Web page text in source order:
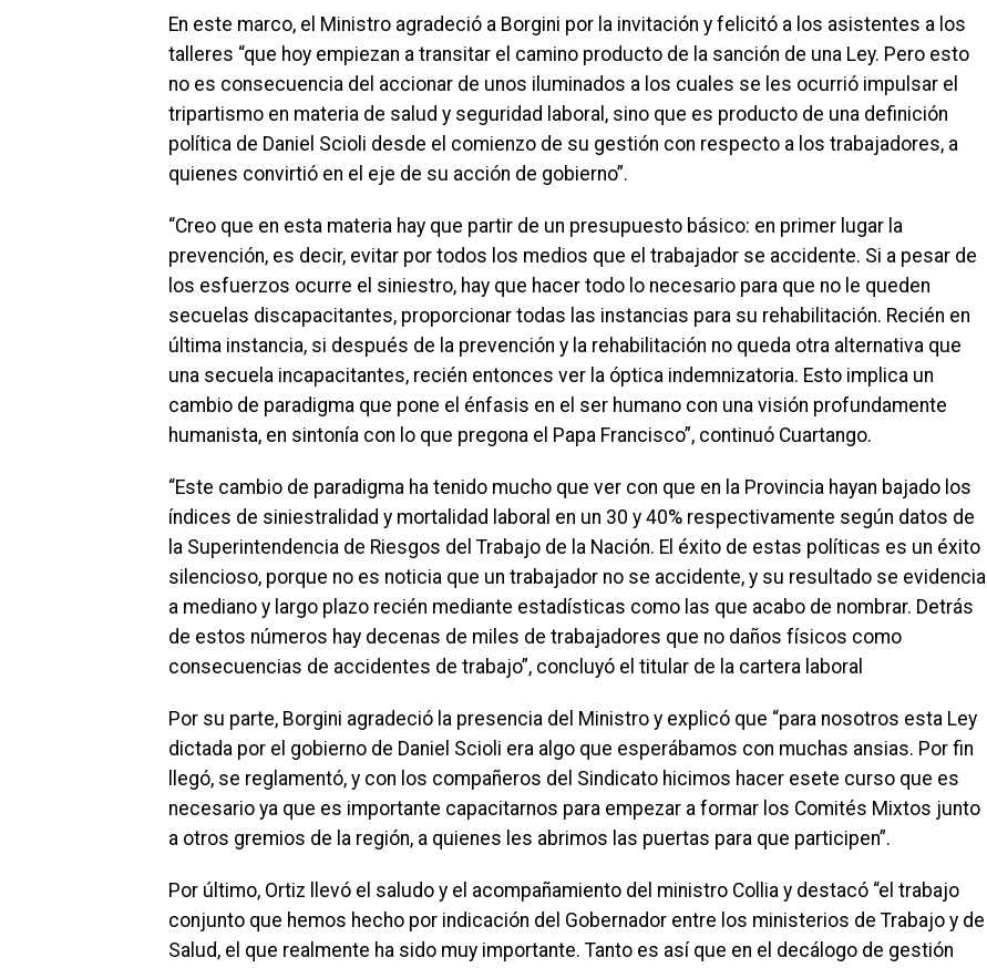
En este marco, el Ministro agradeció a Borgini por la invitación y felicitó a los asistentes a los
talleres “que hoy empiezan a transitar el camino producto de la sanción de una Ley. Pero esto
no es consecuencia del accionar de unos iluminados a los cuales se les ocurrió impulsar el
tripartismo en materia de salud y seguridad laboral, sino que es producto de una definición
política de Daniel Scioli desde el comienzo de su gestión con respecto a los trabajadores, a
quienes convirtió en el eje de su acción de gobierno”.
“Creo que en esta materia hay que partir de un presupuesto básico: en primer lugar la
prevención, es decir, evitar por todos los medios que el trabajador se accidente. Si a pesar de
los esfuerzos ocurre el siniestro, hay que hacer todo lo necesario para que no le queden
secuelas discapacitantes, proporcionar todas las instancias para su rehabilitación. Recién en
última instancia, si después de la prevención y la rehabilitación no queda otra alternativa que
una secuela incapacitantes, recién entonces ver la óptica indemnizatoria. Esto implica un
cambio de paradigma que pone el énfasis en el ser humano con una visión profundamente
humanista, en sintonía con lo que pregona el Papa Francisco”, continuó Cuartango.
“Este cambio de paradigma ha tenido mucho que ver con que en la Provincia hayan bajado los
índices de siniestralidad y mortalidad laboral en un 30 y 40% respectivamente según datos de
la Superintendencia de Riesgos del Trabajo de la Nación. El éxito de estas políticas es un éxito
silencioso, porque no es noticia que un trabajador no se accidente, y su resultado se evidencia
a mediano y largo plazo recién mediante estadísticas como las que acabo de nombrar. Detrás
de estos números hay decenas de miles de trabajadores que no daños físicos como
consecuencias de accidentes de trabajo”, concluyó el titular de la cartera laboral
Por su parte, Borgini agradeció la presencia del Ministro y explicó que “para nosotros esta Ley
dictada por el gobierno de Daniel Scioli era algo que esperábamos con muchas ansias. Por fin
llegó, se reglamentó, y con los compañeros del Sindicato hicimos hacer esete curso que es
necesario ya que es importante capacitarnos para empezar a formar los Comités Mixtos junto
a otros gremios de la región, a quienes les abrimos las puertas para que participen”.
Por último, Ortiz llevó el saludo y el acompañamiento del ministro Collia y destacó “el trabajo
conjunto que hemos hecho por indicación del Gobernador entre los ministerios de Trabajo y de
Salud, el que realmente ha sido muy importante. Tanto es así que en el decálogo de gestión